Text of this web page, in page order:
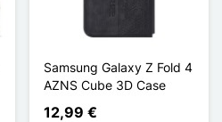
Samsung Galaxy Z Fold 4
AZNS Cube 3D Case
12,99 €